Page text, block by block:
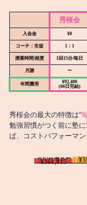
秀桜会
入会金 ¥0
コーチ：生徒 1：1
授業時間/頻度 1回15分/毎日
月謝 ー
年間費用
¥92,400
(66日完結)
秀桜会の最大の特徴は“
勉強習慣がつく前に塾
ば、コストパフォーマ
I個別指導学院
¥361,815 T個